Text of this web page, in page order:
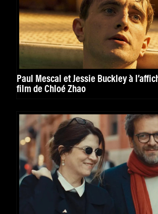
Paul Mescal et Jessie Buckley à
film de Chloé Zhao